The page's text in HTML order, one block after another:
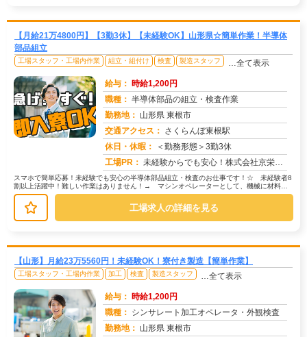
【月給21万4800円】【3勤3休】【未経験OK】山形県☆簡単作業！半導体
部品組立
工場スタッフ・工場内作業 組立・組付け 検査 製造スタッフ …全て表示
給与： 時給1,200円
職種： 半導体部品の組立・検査作業
勤務地： 山形県 東根市
交通アクセス： さくらんぼ東根駅
休日・休暇：
＜勤務形態＞3勤3休
工場PR： 未経験からでも安心！株式会社京栄センターで新しい一歩を踏み出してみませんか？☆全国2500件以上の求人から、あなた...
スマホで簡単応募！未経験でも安心の半導体部品組立・検査のお仕事です！☆ 未経験者8
割以上活躍中！難しい作業はありません！→ マシンオペレーターとして、機械に材料を
セットし、ボタンを押すだけのシン...
工場求人の詳細を見る
【山形】月給23万5560円！未経験OK！寮付き製造【簡単作業】
工場スタッフ・工場内作業 加工 検査 製造スタッフ …全て表示
給与： 時給1,200円
職種： シンサレート加工オペレータ・外観検査
勤務地： 山形県 東根市